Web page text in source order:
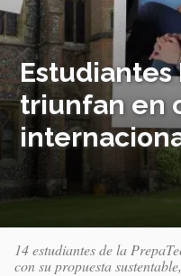
Estudiantes
triunfan en
14 estudiantes de la
con su propuesta